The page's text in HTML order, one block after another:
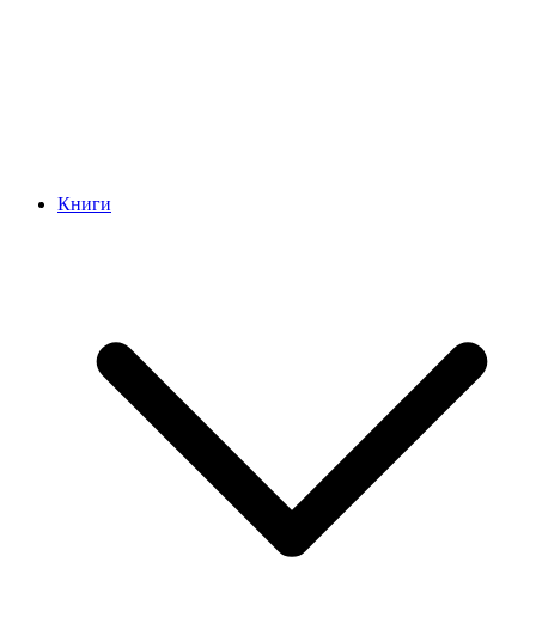
Книги